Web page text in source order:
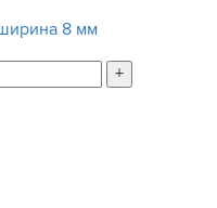
8 мм
+